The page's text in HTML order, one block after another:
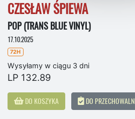
CZESŁAW ŚPIEWA
POP (TRANS BLUE VINYL)
17.10.2025
72H
Wysyłamy w ciągu 3 dni
LP 132.89
DO KOSZYKA DO